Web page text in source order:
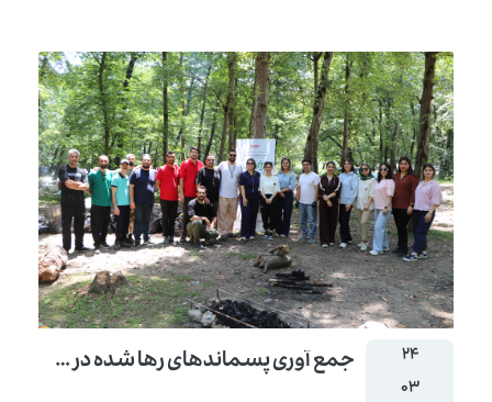
۲۴
۰۳
جمع آوری پسماندهای رها شده در طبیعت